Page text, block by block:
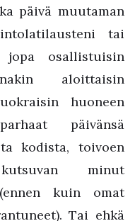
päivä muutaman
tai
jopa osallistuisin
aloittaisin
huoneen
päivänsä
kodista, toivoen
minut
kuin omat
Tai ehkä